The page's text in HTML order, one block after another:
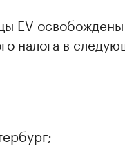
EV
налога в